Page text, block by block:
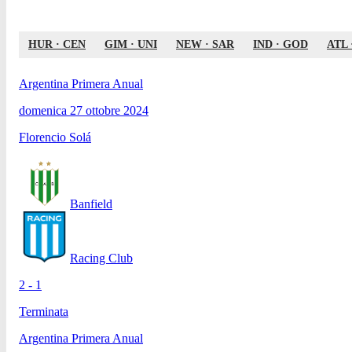
HUR · CEN GIM · UNI NEW · SAR IND · GOD ATL
Argentina Primera Anual
domenica 27 ottobre 2024
Florencio Solá
Banfield
Racing Club
2 - 1
Terminata
Argentina Primera Anual